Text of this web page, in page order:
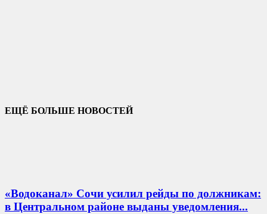
ЕЩЁ БОЛЬШЕ НОВОСТЕЙ
«Водоканал» Сочи усилил рейды по должникам:
в Центральном районе выданы уведомления...